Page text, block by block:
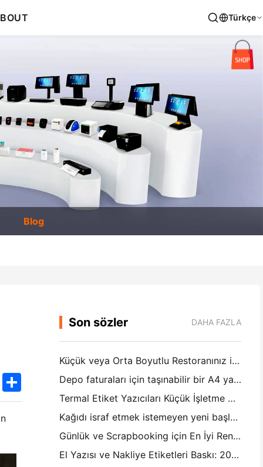
Türkçe
Blog
TwitterShare
Son sözler DAHA FAZLA
Küçük veya Orta Boyutlu Restoranınız için Doğru Restoran Yazılımı Nasıl Seçilir
Depo faturaları için taşınabilir bir A4 yazıcıya ihtiyacınız var mı? Aslında ne çalışır
Termal Etiket Yazıcıları Küçük İşletme Ürünleri için Su Geçirmez Etiketler Yapabilir mi?
Kağıdı israf etmek istemeyen yeni başlayanlar için en iyi anlık kamera
Günlük ve Scrapbooking için En İyi Renkli Etiket Yapıcısı: Her Sayfaya Daha Fazla Renk Ekle
El Yazısı ve Nakliye Etiketleri Baskı: 2026'da Küçük İşletmeler İçin İpuçları